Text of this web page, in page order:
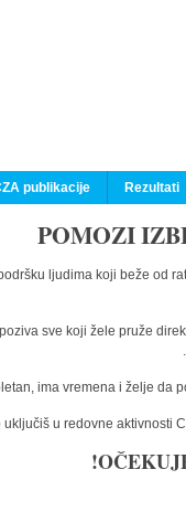
Rezultati
publikacije
POMOZI
ljudima koji beže od
sve koji žele pruže
ima vremena i želje da
u redovne aktivnosti